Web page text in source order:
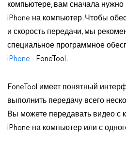
компьютере, вам сначала нужно
iPhone на компьютер. Чтобы
и скорость передачи, мы
специальное программное
iPhone - FoneTool.
FoneTool имеет понятный
выполнить передачу всего
Вы можете передавать видео с
iPhone на компьютер или с